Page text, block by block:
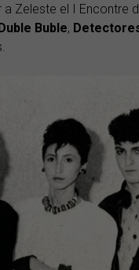
Zeleste el I Encontre
Buble,